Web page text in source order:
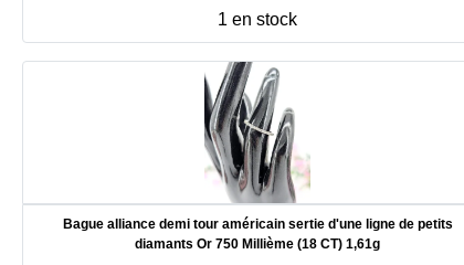
1 en stock
Bague alliance demi tour américain sertie d'une ligne de petits
diamants Or 750 Millième (18 CT) 1,61g